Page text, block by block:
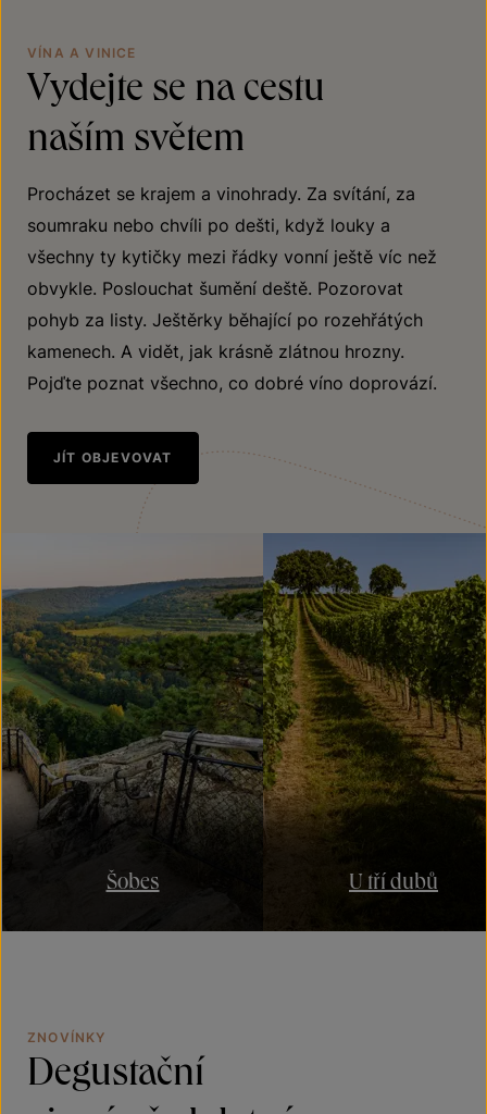
VÍNA A VINICE
Vydejte se na cestu
naším světem
Procházet se krajem a vinohrady. Za svítání, za
soumraku nebo chvíli po dešti, když louky a
všechny ty kytičky mezi řádky vonní ještě víc než
obvykle. Poslouchat šumění deště. Pozorovat
pohyb za listy. Ještěrky běhající po rozehřátých
kamenech. A vidět, jak krásně zlátnou hrozny.
Pojďte poznat všechno, co dobré víno doprovází.
JÍT OBJEVOVAT
Šobes U tří dubů
ZNOVÍNKY
Degustační